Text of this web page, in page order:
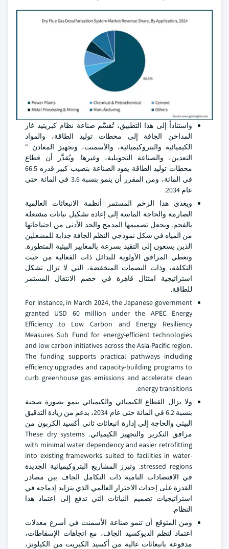
واستناداً إلى هذا التطبيق، تُقسَّم صناعة نظام كبريتيد غاز
المداخن الجافة إلى محطات توليد الطاقة، والمواد
الكيميائية والبتروكيميائية، والأسمنت، وتجهيز المعادن "
التعدين، والصناعة التحويلية، وغيرها. ويُقدَّر أن قطاع
محطات توليد الطاقة يقود الصناعة بنصيب كبير قدره 66.5
في المائة، ومن المقرر أن ينمو بنسبة 3.6 في المائة حتى
عام 2034.
ويغذي هذا الزخم المستمر أنظمة الانبعاثات العالمية
الصارمة والحاجة الماسة إلى إعادة تشكيل نباتات مشتعلة
بالفحم. ويجعل تصميمها المدمج والحد الأدنى من احتياجاتها
من المياه في شكل نموذجي النظم الجافة جذابة للمشغلين
الذين يسعون إلى التقيد بسرعة بالمعايير البيئية المتطورة.
وتعطي المرافق الأولوية للبدائل ذات الفعالية من حيث
التكلفة، وذات البصمات المنخفضة، التي لا تزال تشكل
استراتيجية امتثال قاهرة في خضم الانتقال المستمر
للطاقة.
For instance, in March 2024, the Japanese government
granted USD 60 million under the APEC Energy
Efficiency to Low Carbon and Energy Resiliency
Measures Sub Fund for energy-efficient technologies
and low carbon initiatives across the Asia-Pacific region.
The funding supports practical pathways including
efficiency upgrades and capacity-building programs to
curb greenhouse gas emissions and accelerate clean
energy transitions.
ولا يزال القطاع الكيميائي والكيميائي ينمو بصورة صحية
بنسبة 6.2 في المائة حتى عام 2034، بدعم من زيادة التدقيق
البيئي والحاجة إلى إدارة انبعاثات ثاني أكسيد الكربون من
مرافق التكرير والتجهيز الكيميائي. These dry systems
with minimal water dependency and easier retrofitting
into existing frameworks suited to facilities in water-
stressed regions. وتبرز المشاريع البتروكيميائية الجديدة
في الاقتصادات النامية ذات التكامل الجاف بين مصادر
القدرة على إحداث الاحترار العالمي الذي يتزايد إدماجه في
استراتيجيات تصميم النباتات التي تدفع إلى اعتماد هذا
النظام.
ومن المتوقع أن تنمو صناعة الأسمنت في أسرع معدلات
اعتماد لنظم الديوكسيد الجاف، مع اتجاهات الإسقاطات،
مدفوعة بانبعاثات عالية من أكسيد الكبريت من الكيلونز،